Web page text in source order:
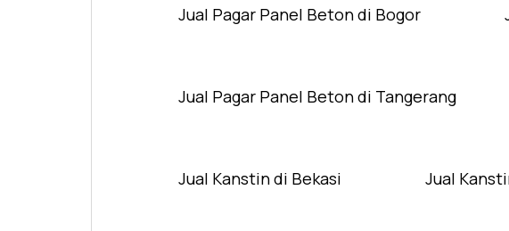
Jual Pagar Panel Beton di Bogor
Jual Pagar Panel Beton di Tangerang
Jual Kanstin di Bekasi Jual